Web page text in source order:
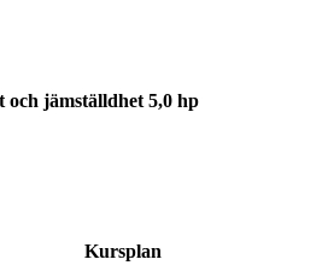
jämställdhet 5,0 hp
Kursplan